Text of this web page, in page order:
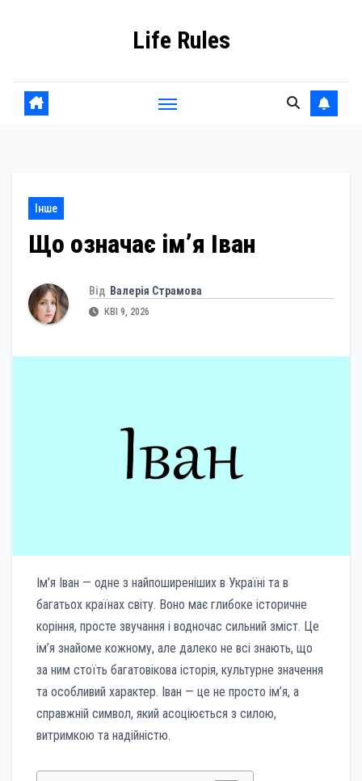
Life Rules
Інше
Що означає ім’я Іван
Від Валерія Страмова
КВІ 9, 2026
Ім’я Іван — одне з найпоширеніших в Україні та в
багатьох країнах світу. Воно має глибоке історичне
коріння, просте звучання і водночас сильний зміст. Це
ім’я знайоме кожному, але далеко не всі знають, що
за ним стоїть багатовікова історія, культурне значення
та особливий характер. Іван — це не просто ім’я, а
справжній символ, який асоціюється з силою,
витримкою та надійністю.